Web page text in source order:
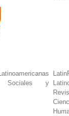
Sociales y